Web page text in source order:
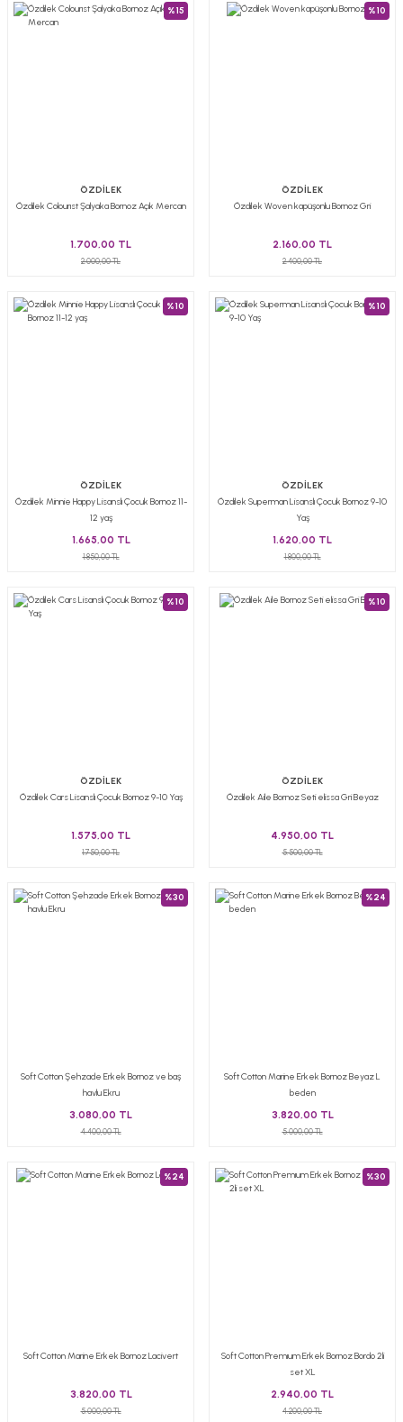
%15
ÖZDİLEK
Özdilek Colourıst Şalyaka Bornoz Açık Mercan
1.700,00 TL
2.000,00 TL
%10
ÖZDİLEK
Özdilek Woven kapüşonlu Bornoz Gri
2.160,00 TL
2.400,00 TL
%10
ÖZDİLEK
Özdilek Minnie Happy Lisanslı Çocuk Bornoz 11-
12 yaş
1.665,00 TL
1.850,00 TL
%10
ÖZDİLEK
Özdilek Superman Lisanslı Çocuk Bornoz 9-10
Yaş
1.620,00 TL
1.800,00 TL
%10
ÖZDİLEK
Özdilek Cars Lisanslı Çocuk Bornoz 9-10 Yaş
1.575,00 TL
1.750,00 TL
%10
ÖZDİLEK
Özdilek Aile Bornoz Seti elissa Gri Beyaz
4.950,00 TL
5.500,00 TL
%30
Soft Cotton Şehzade Erkek Bornoz ve baş
havlu Ekru
3.080,00 TL
4.400,00 TL
%24
Soft Cotton Marine Erkek Bornoz Beyaz L
beden
3.820,00 TL
5.000,00 TL
%24
Soft Cotton Marine Erkek Bornoz Lacivert
3.820,00 TL
5.000,00 TL
%30
Soft Cotton Premıum Erkek Bornoz Bordo 2li
set XL
2.940,00 TL
4.200,00 TL